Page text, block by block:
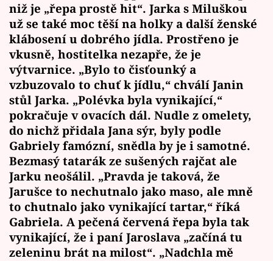
niž je „řepa prostě hit“. Jarka s Miluškou
už se také moc těší na holky a další ženské
klábosení u dobrého jídla. Prostřeno je
vkusně, hostitelka nezapře, že je
výtvarnice. „Bylo to čisťounký a
vzbuzovalo to chuť k jídlu,“ chválí Janin
stůl Jarka. „Polévka byla vynikající,“
pokračuje v ovacích dál. Nudle z omelety,
do nichž přidala Jana sýr, byly podle
Gabriely famózní, snědla by je i samotné.
Bezmasý tatarák ze sušených rajčat ale
Jarku neošálil. „Pravda je taková, že
Jarušce to nechutnalo jako maso, ale mně
to chutnalo jako vynikající tartar,“ říká
Gabriela. A pečená červená řepa byla tak
vynikající, že i paní Jaroslava „začíná tu
zeleninu brát na milost“. „Nadchla mě